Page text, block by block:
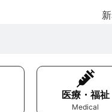
医療・福祉
Medical